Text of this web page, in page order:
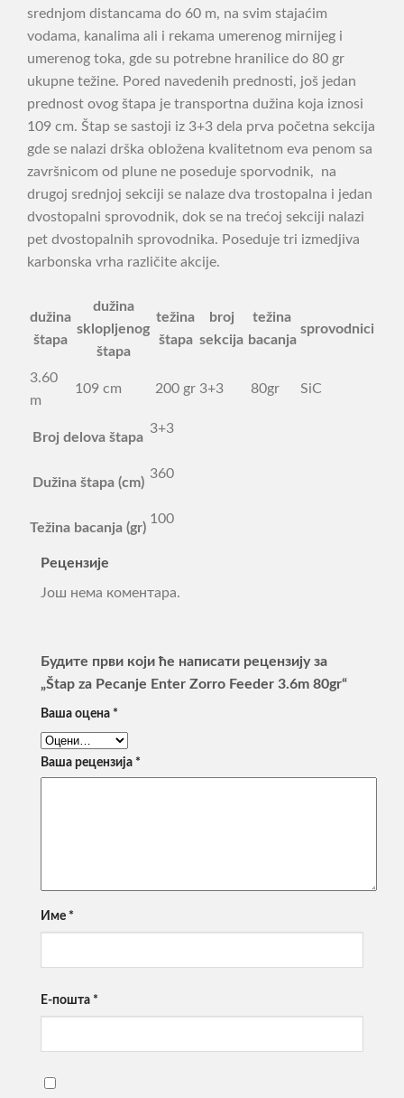
srednjom distancama do 60 m, na svim stajaćim
vodama, kanalima ali i rekama umerenog mirnijeg i
umerenog toka, gde su potrebne hranilice do 80 gr
ukupne težine. Pored navedenih prednosti, još jedan
prednost ovog štapa je transportna dužina koja iznosi
109 cm. Štap se sastoji iz 3+3 dela prva početna sekcija
gde se nalazi drška obložena kvalitetnom eva penom sa
završnicom od plune ne poseduje sporvodnik, na
drugoj srednjoj sekciji se nalaze dva trostopalna i jedan
dvostopalni sprovodnik, dok se na trećoj sekciji nalazi
pet dvostopalnih sprovodnika. Poseduje tri izmedjiva
karbonska vrha različite akcije.
dužina
štapa
dužina
sklopljenog
štapa
težina
štapa
broj
sekcija
težina
bacanja
sprovodnici
3.60
m
109 cm 200 gr 3+3 80gr SiC
Broj delova štapa
3+3
Dužina štapa (cm)
360
Težina bacanja (gr)
100
Рецензије
Још нема коментара.
Будите први који ће написати рецензију за
„Štap za Pecanje Enter Zorro Feeder 3.6m 80gr“
Ваша оцена *
Ваша рецензија *
Име *
Е-пошта *